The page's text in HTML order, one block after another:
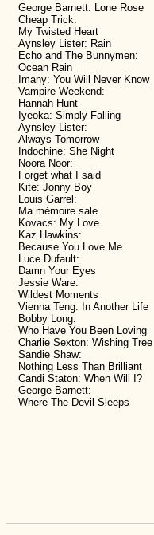
George Barnett: Lone Rose
Cheap Trick:
My Twisted Heart
Aynsley Lister: Rain
Echo and The Bunnymen:
Ocean Rain
Imany: You Will Never Know
Vampire Weekend:
Hannah Hunt
Iyeoka: Simply Falling
Aynsley Lister:
Always Tomorrow
Indochine: She Night
Noora Noor:
Forget what I said
Kite: Jonny Boy
Louis Garrel:
Ma mémoire sale
Kovacs: My Love
Kaz Hawkins:
Because You Love Me
Luce Dufault:
Damn Your Eyes
Jessie Ware:
Wildest Moments
Vienna Teng: In Another Life
Bobby Long:
Who Have You Been Loving
Charlie Sexton: Wishing Tree
Sandie Shaw:
Nothing Less Than Brilliant
Candi Staton: When Will I?
George Barnett:
Where The Devil Sleeps